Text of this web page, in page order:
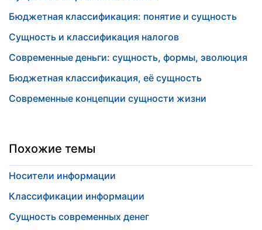
Бюджетная классификация: понятие и сущность
Сущность и классификация налогов
Современные деньги: сущность, формы, эволюция
Бюджетная классификация, её сущность
Современные концепции сущности жизни
Похожие темы
Носители информации
Классификации информации
Сущность современных денег